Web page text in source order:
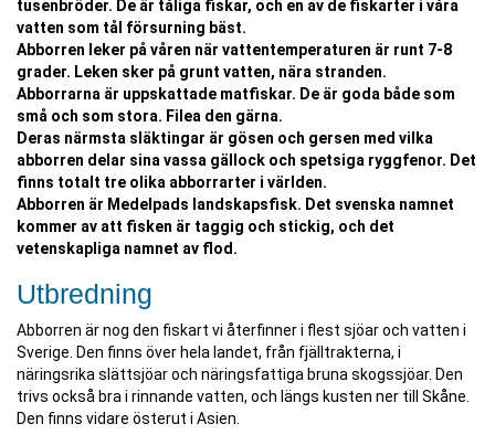
tusenbröder. De är tåliga fiskar, och en av de fiskarter i våra
vatten som tål försurning bäst.
Abborren leker på våren när vattentemperaturen är runt 7-8
grader. Leken sker på grunt vatten, nära stranden.
Abborrarna är uppskattade matfiskar. De är goda både som
små och som stora. Filea den gärna.
Deras närmsta släktingar är gösen och gersen med vilka
abborren delar sina vassa gällock och spetsiga ryggfenor. Det
finns totalt tre olika abborrarter i världen.
Abborren är Medelpads landskapsfisk. Det svenska namnet
kommer av att fisken är taggig och stickig, och det
vetenskapliga namnet av flod.
Utbredning
Abborren är nog den fiskart vi återfinner i flest sjöar och vatten i
Sverige. Den finns över hela landet, från fjälltrakterna, i
näringsrika slättsjöar och näringsfattiga bruna skogssjöar. Den
trivs också bra i rinnande vatten, och längs kusten ner till Skåne.
Den finns vidare österut i Asien.